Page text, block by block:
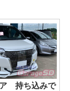
持ち込みで